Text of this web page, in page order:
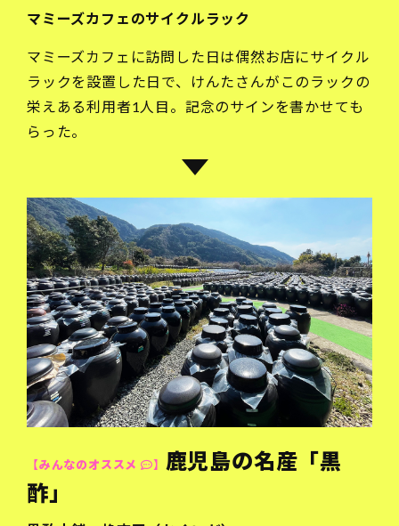
マミーズカフェのサイクルラック
マミーズカフェに訪問した日は偶然お店にサイクル
ラックを設置した日で、けんたさんがこのラックの
栄えある利用者1人目。記念のサインを書かせても
らった。
【みんなのオススメ 】 鹿児島の名産「黒
酢」